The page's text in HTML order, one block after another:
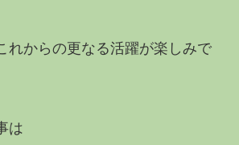
れからの更なる活躍が楽しみで
は